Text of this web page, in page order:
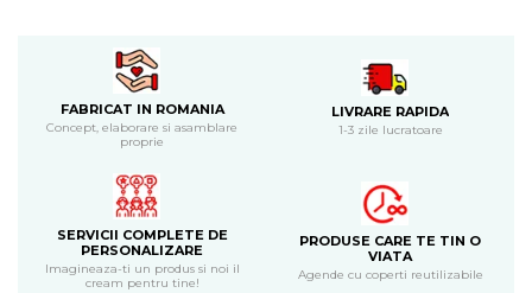
Cadouri pentru cea mai buna
Cadouri pentru bunici
Cadouri personalizate pentru nasi
CERCEI ZAMAC
Ateliere - planse cu nisip colorat
FABRICAT IN ROMANIA
Concept, elaborare si asamblare
proprie
LIVRARE RAPIDA
1-3 zile lucratoare
SERVICII COMPLETE DE
PERSONALIZARE
Imagineaza-ti un produs si noi il
cream pentru tine!
PRODUSE CARE TE TIN O
VIATA
Agende cu coperti reutilizabile